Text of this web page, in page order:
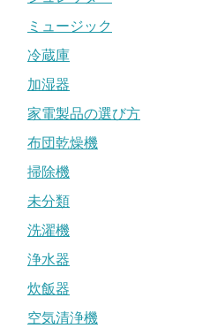
ミュージック
冷蔵庫
加湿器
家電製品の選び方
布団乾燥機
掃除機
未分類
洗濯機
浄水器
炊飯器
空気清浄機